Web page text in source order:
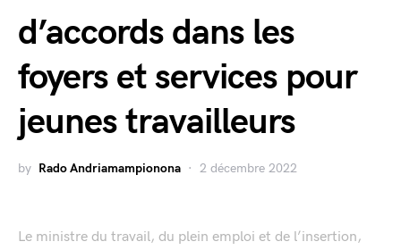
d’accords dans les
foyers et services pour
jeunes travailleurs
by Rado Andriamampionona 2 décembre 2022
Le ministre du travail, du plein emploi et de l’insertion,